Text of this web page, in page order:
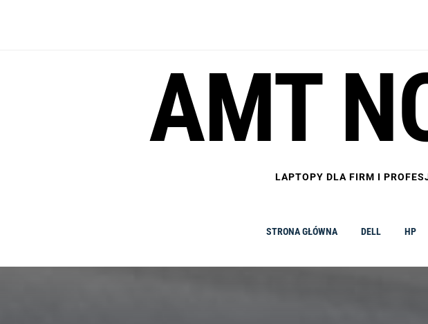
AMT
LAPTOPY DLA FIRM I
STRONA GŁÓWNA DELL HP